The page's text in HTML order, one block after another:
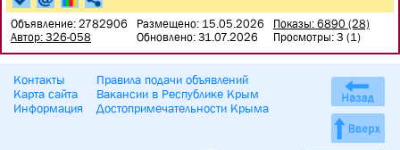
Объявление: 2782906
Автор: 326-058
Размещено: 15.05.2026
Обновлено: 31.07.2026
Показы: 6890 (28)
Просмотры: 3 (1)
Контакты
Карта сайта
Информация
Правила подачи объявлений
Вакансии в Республике Крым
Достопримечательности Крыма